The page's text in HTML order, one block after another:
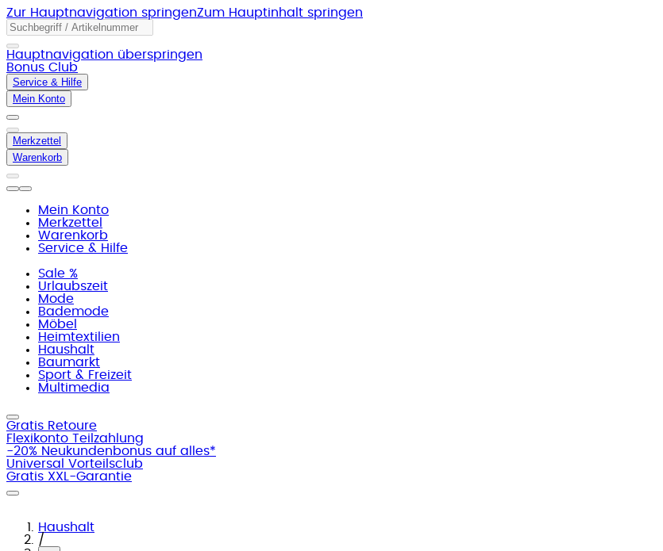
Zur Hauptnavigation springenZum Hauptinhalt springen
Hauptnavigation überspringen
Bonus Club
Service & Hilfe
Mein Konto
Merkzettel
Warenkorb
Mein Konto
Merkzettel
Warenkorb
Service & Hilfe
Sale %
Urlaubszeit
Mode
Bademode
Möbel
Heimtextilien
Haushalt
Baumarkt
Sport & Freizeit
Multimedia
Gratis Retoure
Flexikonto Teilzahlung
-20% Neukundenbonus auf alles*
Universal Vorteilsclub
Gratis XXL-Garantie
Haushalt
/